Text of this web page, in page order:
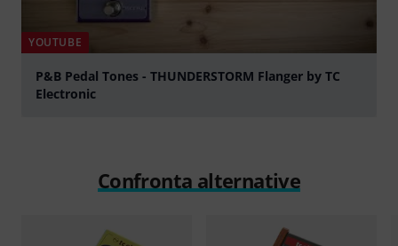
YOUTUBE
P&B Pedal Tones - THUNDERSTORM Flanger by TC
Electronic
Confronta alternative